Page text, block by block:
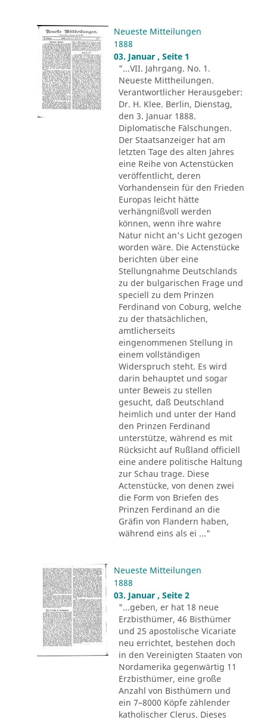
Neueste Mitteilungen
1888
03. Januar , Seite 1
"...VII. Jahrgang. No. 1.
Neueste Mittheilungen.
Verantwortlicher Herausgeber:
Dr. H. Klee. Berlin, Dienstag,
den 3. Januar 1888.
Diplomatische Fälschungen.
Der Staatsanzeiger hat am
letzten Tage des alten Jahres
eine Reihe von Actenstücken
veröffentlicht, deren
Vorhandensein für den Frieden
Europas leicht hätte
verhängnißvoll werden
können, wenn ihre wahre
Natur nicht an's Licht gezogen
worden wäre. Die Actenstücke
berichten über eine
Stellungnahme Deutschlands
zu der bulgarischen Frage und
speciell zu dem Prinzen
Ferdinand von Coburg, welche
zu der thatsächlichen,
amtlicherseits
eingenommenen Stellung in
einem vollständigen
Widerspruch steht. Es wird
darin behauptet und sogar
unter Beweis zu stellen
gesucht, daß Deutschland
heimlich und unter der Hand
den Prinzen Ferdinand
unterstütze, während es mit
Rücksicht auf Rußland officiell
eine andere politische Haltung
zur Schau trage. Diese
Actenstücke, von denen zwei
die Form von Briefen des
Prinzen Ferdinand an die
Gräfin von Flandern haben,
während eins als ei ..."
Neueste Mitteilungen
1888
03. Januar , Seite 2
"...geben, er hat 18 neue
Erzbisthümer, 46 Bisthümer
und 25 apostolische Vicariate
neu errichtet, bestehen doch
in den Vereinigten Staaten von
Nordamerika gegenwärtig 11
Erzbisthümer, eine große
Anzahl von Bisthümern und
ein 7–8000 Köpfe zählender
katholischer Clerus. Dieses